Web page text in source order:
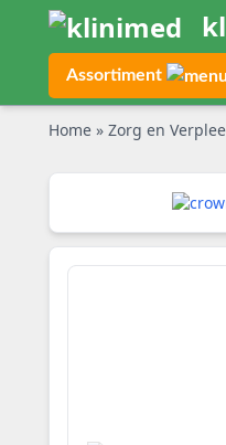
Assortiment
Home » Zorg en